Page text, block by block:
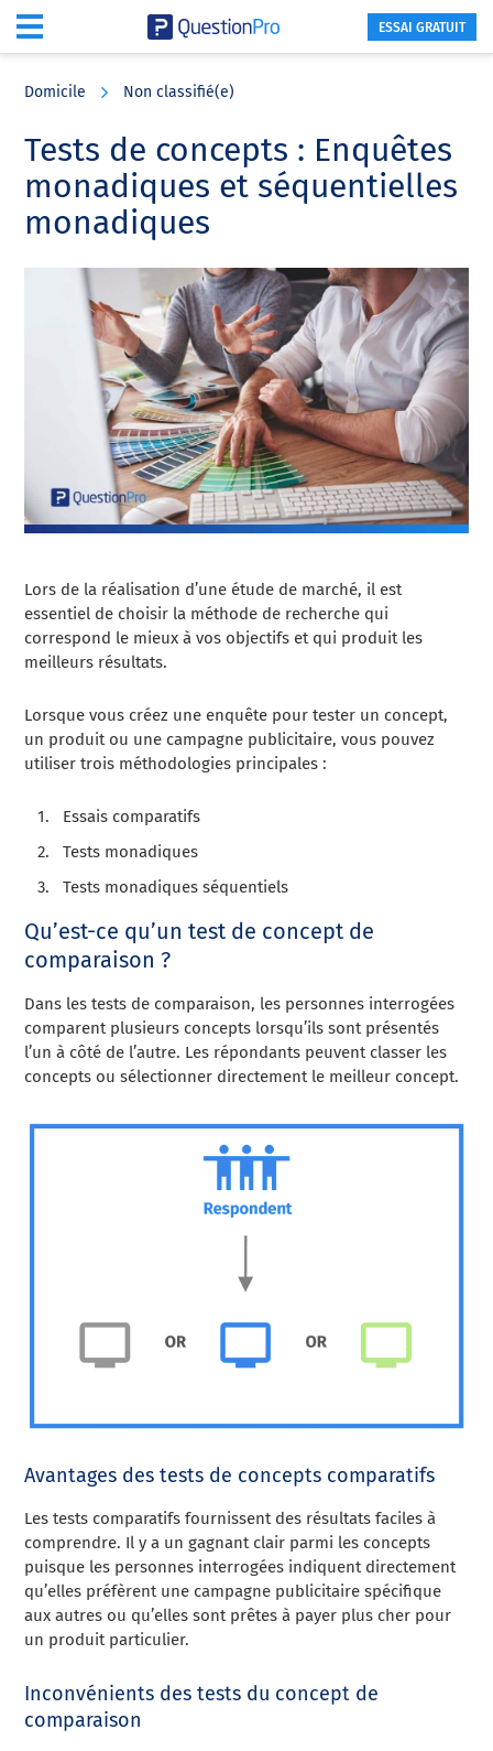
content
sidebar
ESSAI GRATUIT
Domicile Non classifié(e)
Tests de concepts : Enquêtes
monadiques et séquentielles
monadiques
Lors de la réalisation d’une étude de marché, il est
essentiel de choisir la méthode de recherche qui
correspond le mieux à vos objectifs et qui produit les
meilleurs résultats.
Lorsque vous créez une enquête pour tester un concept,
un produit ou une campagne publicitaire, vous pouvez
utiliser trois méthodologies principales :
Essais comparatifs
Tests monadiques
Tests monadiques séquentiels
Qu’est-ce qu’un test de concept de
comparaison ?
Dans les tests de comparaison, les personnes interrogées
comparent plusieurs concepts lorsqu’ils sont présentés
l’un à côté de l’autre. Les répondants peuvent classer les
concepts ou sélectionner directement le meilleur concept.
Avantages des tests de concepts comparatifs
Les tests comparatifs fournissent des résultats faciles à
comprendre. Il y a un gagnant clair parmi les concepts
puisque les personnes interrogées indiquent directement
qu’elles préfèrent une campagne publicitaire spécifique
aux autres ou qu’elles sont prêtes à payer plus cher pour
un produit particulier.
Inconvénients des tests du concept de
comparaison